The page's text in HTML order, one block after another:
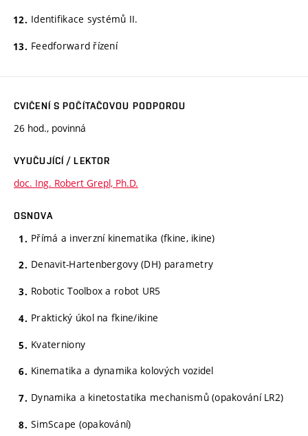
Identifikace systémů II.
Feedforward řízení
CVIČENÍ S POČÍTAČOVOU PODPOROU
26 hod., povinná
VYUČUJÍCÍ / LEKTOR
doc. Ing. Robert Grepl, Ph.D.
OSNOVA
Přímá a inverzní kinematika (fkine, ikine)
Denavit-Hartenbergovy (DH) parametry
Robotic Toolbox a robot UR5
Praktický úkol na fkine/ikine
Kvaterniony
Kinematika a dynamika kolových vozidel
Dynamika a kinetostatika mechanismů (opakování LR2)
SimScape (opakování)